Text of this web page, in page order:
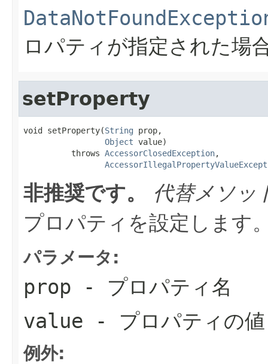
ロパティが指定された場
setProperty
void setProperty(String prop,
Object value)
          throws
AccessorClosedException,
非推奨です。
代替メソッ
プロパティを設定します
パラメータ:
prop - プロパティ名
value - プロパティの値
例外: